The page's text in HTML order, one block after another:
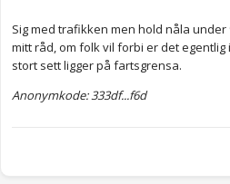
Sig med trafikken men hold nåla
mitt råd, om folk vil forbi er det
stort sett ligger på fartsgrensa.
Anonymkode: 333df...f6d